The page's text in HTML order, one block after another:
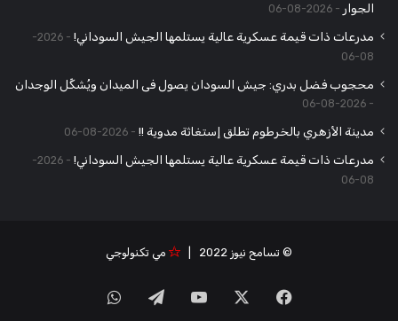
الجوار
2026-08-06
مدرعات ذات قيمة عسكرية عالية يستلمها الجيش السوداني!
2026-
08-06
محجوب فضل بدري: جيش السودان يصول فى الميدان ويُشكِّل الوجدان
2026-08-06
مدينة الأزهري بالخرطوم تطلق إستغاثة مدوية !! 2026-08-06
مدرعات ذات قيمة عسكرية عالية يستلمها الجيش السوداني!
2026-
08-06
© تسامح نيوز 2022 | مي تكنولوجي
فيسبوك ‫YouTubeتيلقرامواتساب